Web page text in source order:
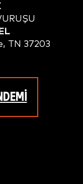
TN 37203